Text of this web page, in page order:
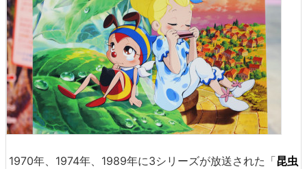
1970年、1974年、1989年に3シリーズが放送された「昆虫